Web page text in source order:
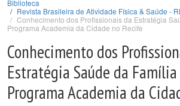
Biblioteca
Revista Brasileira de Atividade Física & Saúde -
Conhecimento dos Profissionais da Estratégia
Programa Academia da Cidade no Recife
Conhecimento dos
Estratégia Saúde da
Programa Academia da